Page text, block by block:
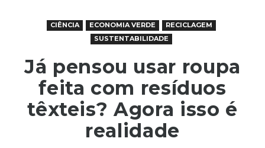
CIÊNCIA ECONOMIA VERDE
RECICLAGEM
SUSTENTABILIDADE
Já pensou usar roupa
feita com resíduos
têxteis? Agora isso é
realidade